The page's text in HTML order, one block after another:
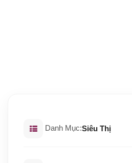
Danh Mục:Siêu Thị